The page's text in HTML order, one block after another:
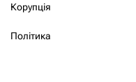
Корупція
Політика